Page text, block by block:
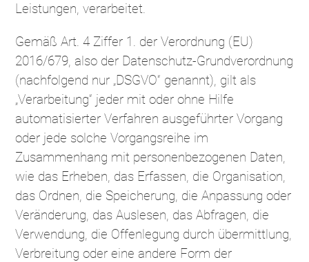
Leistungen, verarbeitet.
Gemäß Art. 4 Ziffer 1. der Verordnung (EU)
2016/679, also der Datenschutz-Grundverordnung
(nachfolgend nur „DSGVO“ genannt), gilt als
„Verarbeitung“ jeder mit oder ohne Hilfe
automatisierter Verfahren ausgeführter Vorgang
oder jede solche Vorgangsreihe im
Zusammenhang mit personenbezogenen Daten,
wie das Erheben, das Erfassen, die Organisation,
das Ordnen, die Speicherung, die Anpassung oder
Veränderung, das Auslesen, das Abfragen, die
Verwendung, die Offenlegung durch übermittlung,
Verbreitung oder eine andere Form der